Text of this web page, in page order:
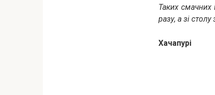
Таких смачних
разу, а зі
Хачапурі